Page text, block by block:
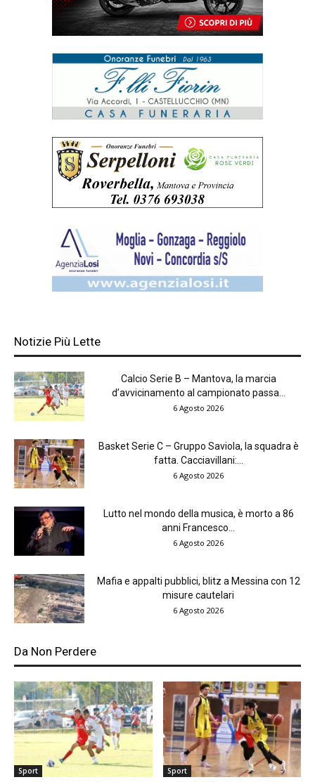
Notizie Più Lette
Calcio Serie B – Mantova, la marcia
d’avvicinamento al campionato passa...
6 Agosto 2026
Basket Serie C – Gruppo Saviola, la squadra è
fatta. Cacciavillani:...
6 Agosto 2026
Lutto nel mondo della musica, è morto a 86
anni Francesco...
6 Agosto 2026
Mafia e appalti pubblici, blitz a Messina con 12
misure cautelari
6 Agosto 2026
Da Non Perdere
Sport Sport